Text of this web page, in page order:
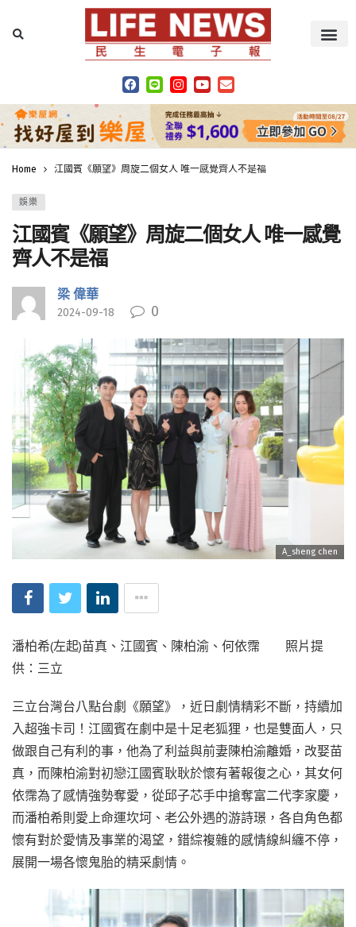
Home 江國賓《願望》周旋二個女人 唯一感覺齊人不是福
娛樂
江國賓《願望》周旋二個女人 唯一感覺
齊人不是福
梁 偉華
2024-09-18 0
A_sheng chen
潘柏希(左起)苗真、江國賓、陳柏渝、何依霈 照片提
供：三立
三立台灣台八點台劇《願望》，近日劇情精彩不斷，持續加
入超強卡司！江國賓在劇中是十足老狐狸，也是雙面人，只
做跟自己有利的事，他為了利益與前妻陳柏渝離婚，改娶苗
真，而陳柏渝對初戀江國賓耿耿於懷有著報復之心，其女何
依霈為了感情強勢奪愛，從邱子芯手中搶奪富二代李家慶，
而潘柏希則愛上命運坎坷、老公外遇的游詩璟，各自角色都
懷有對於愛情及事業的渴望，錯綜複雜的感情線糾纏不停，
展開一場各懷鬼胎的精采劇情。